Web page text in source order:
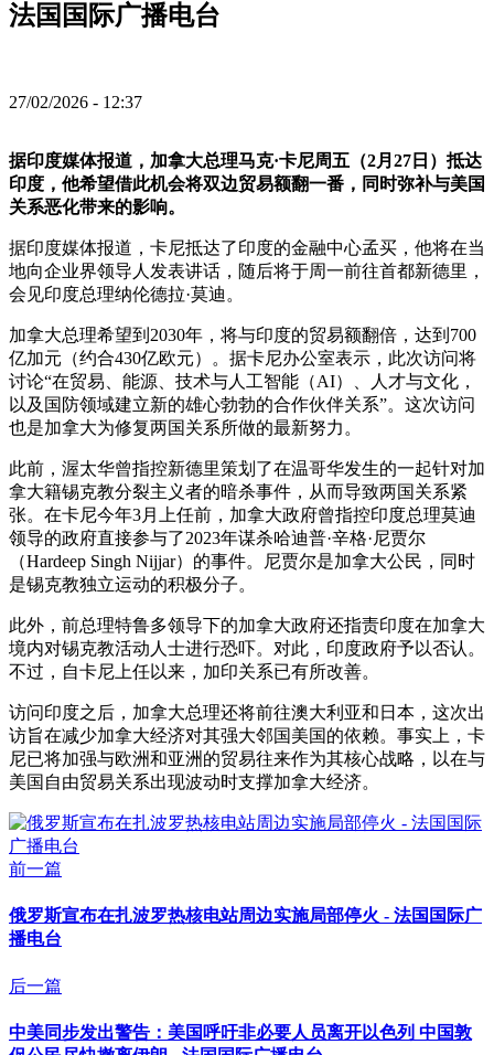
法国国际广播电台
27/02/2026 - 12:37
据印度媒体报道，加拿大总理马克·卡尼周五（2月27日）抵达
印度，他希望借此机会将双边贸易额翻一番，同时弥补与美国
关系恶化带来的影响。
据印度媒体报道，卡尼抵达了印度的金融中心孟买，他将在当
地向企业界领导人发表讲话，随后将于周一前往首都新德里，
会见印度总理纳伦德拉·莫迪。
加拿大总理希望到2030年，将与印度的贸易额翻倍，达到700
亿加元（约合430亿欧元）。据卡尼办公室表示，此次访问将
讨论“在贸易、能源、技术与人工智能（AI）、人才与文化，
以及国防领域建立新的雄心勃勃的合作伙伴关系”。这次访问
也是加拿大为修复两国关系所做的最新努力。
此前，渥太华曾指控新德里策划了在温哥华发生的一起针对加
拿大籍锡克教分裂主义者的暗杀事件，从而导致两国关系紧
张。在卡尼今年3月上任前，加拿大政府曾指控印度总理莫迪
领导的政府直接参与了2023年谋杀哈迪普·辛格·尼贾尔
（Hardeep Singh Nijjar）的事件。尼贾尔是加拿大公民，同时
是锡克教独立运动的积极分子。
此外，前总理特鲁多领导下的加拿大政府还指责印度在加拿大
境内对锡克教活动人士进行恐吓。对此，印度政府予以否认。
不过，自卡尼上任以来，加印关系已有所改善。
访问印度之后，加拿大总理还将前往澳大利亚和日本，这次出
访旨在减少加拿大经济对其强大邻国美国的依赖。事实上，卡
尼已将加强与欧洲和亚洲的贸易往来作为其核心战略，以在与
美国自由贸易关系出现波动时支撑加拿大经济。
前一篇
俄罗斯宣布在扎波罗热核电站周边实施局部停火 - 法国国际广
播电台
后一篇
中美同步发出警告：美国呼吁非必要人员离开以色列 中国敦